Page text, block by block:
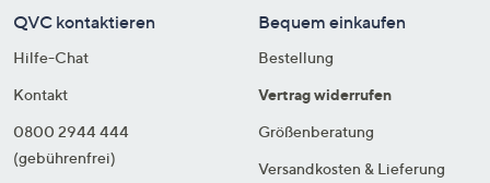
QVC kontaktieren
Hilfe-Chat
Kontakt
0800 2944 444
(gebührenfrei)
Bequem einkaufen
Bestellung
Vertrag widerrufen
Größenberatung
Versandkosten & Lieferung